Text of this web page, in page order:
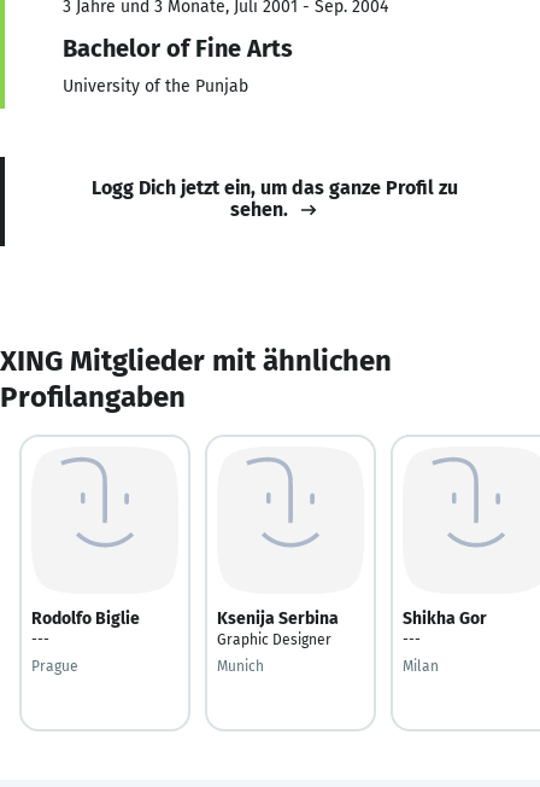
3 Jahre und 3 Monate, Juli 2001 - Sep. 2004
Bachelor of Fine Arts
University of the Punjab
Logg Dich jetzt ein, um das ganze Profil zu
sehen.
XING Mitglieder mit ähnlichen
Profilangaben
Rodolfo Biglie
---
Prague
Ksenija Serbina
Graphic Designer
Munich
Shikha Gor
---
Milan